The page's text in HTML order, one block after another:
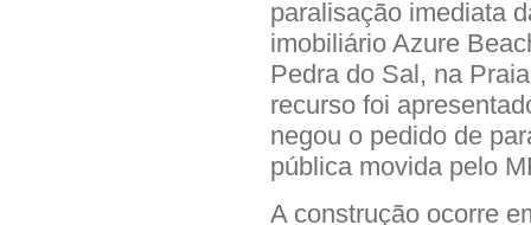
paralisação imediata
imobiliário Azure
Pedra do Sal, na
recurso foi
negou o pedido de
pública movida pelo
A construção ocorre